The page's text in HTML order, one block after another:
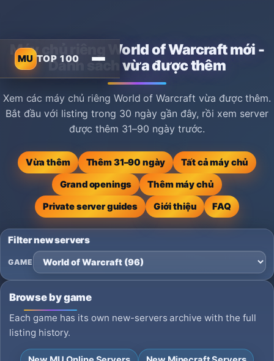
MU TOP 100
Máy chủ riêng World of Warcraft mới -
Danh sách vừa được thêm
Xem các máy chủ riêng World of Warcraft vừa được thêm.
Bắt đầu với listing trong 30 ngày gần đây, rồi xem server
được thêm 31–90 ngày trước.
Vừa thêm Thêm 31–90 ngày
Tất cả máy chủ
Grand openings
Thêm máy chủ
Private server guides
Giới thiệu FAQ
Filter new servers
GAME
Browse by game
Each game has its own new-servers archive with the full
listing history.